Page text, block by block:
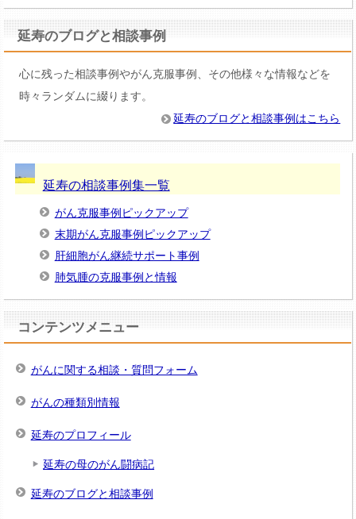
延寿のブログと相談事例
心に残った相談事例やがん克服事例、その他様々な情報などを
時々ランダムに綴ります。
延寿のブログと相談事例はこちら
延寿の相談事例集一覧
がん克服事例ピックアップ
末期がん克服事例ピックアップ
肝細胞がん継続サポート事例
肺気腫の克服事例と情報
コンテンツメニュー
がんに関する相談・質問フォーム
がんの種類別情報
延寿のプロフィール
延寿の母のがん闘病記
延寿のブログと相談事例